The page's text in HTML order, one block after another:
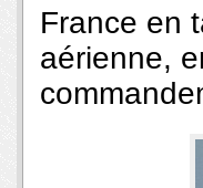
France en
aérienne,